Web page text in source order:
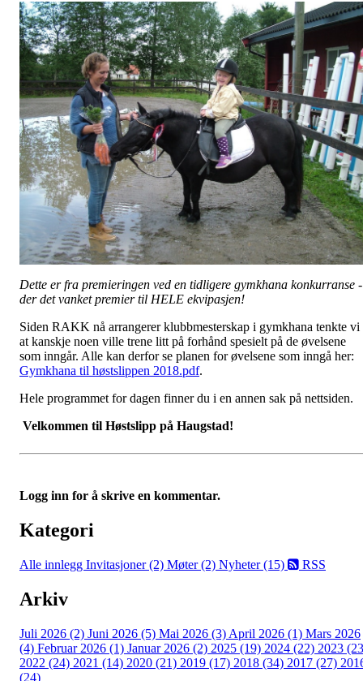
Dette er fra premieringen ved en tidligere gymkhana konkurranse -
der det vanket premier til HELE ekvipasjen!
Siden RAKK nå arrangerer klubbmesterskap i gymkhana tenkte vi
at kanskje noen ville trene litt på forhånd spesielt på de øvelsene
som inngår. Alle kan derfor se planen for øvelsene som inngå her:
Gymkhana til høstslippen 2018.pdf.
Hele programmet for dagen finner du i en annen sak på nettsiden.
Velkommen til Høstslipp på Haugstad!
Logg inn for å skrive en kommentar.
Kategori
Alle innlegg Invitasjoner (2) Møter (2) Nyheter (15) RSS
Arkiv
Juli 2026 (2) Juni 2026 (5) Mai 2026 (3) April 2026 (1) Mars 2026
(4) Februar 2026 (1) Januar 2026 (2) 2025 (19) 2024 (22) 2023
2022 (24) 2021 (14) 2020 (21) 2019 (17) 2018 (34) 2017 (27)
(24)